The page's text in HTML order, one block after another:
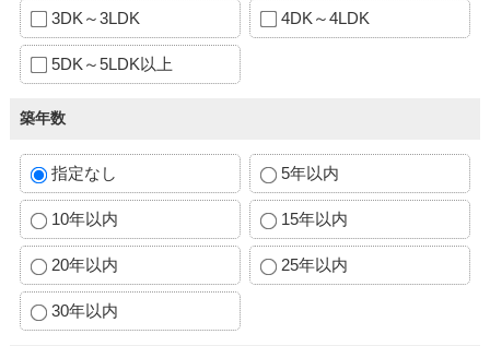
3DK～3LDK 4DK～4LDK
5DK～5LDK以上
築年数
指定なし 5年以内
10年以内 15年以内
20年以内 25年以内
30年以内